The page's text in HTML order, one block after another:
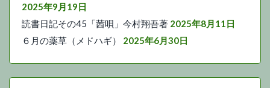
2025年9月19日
読書日記その45「茜唄」今村翔吾著 2025年8月11日
６月の薬草（メドハギ）
2025年6月30日